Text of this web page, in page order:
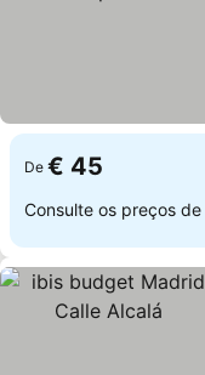
De € 45
Consulte os preços de